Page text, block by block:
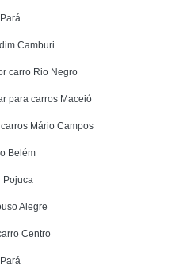
Camburi
carro Rio Negro
para carros Maceió
Mário Campos
Belém
Pojuca
Alegre
Centro